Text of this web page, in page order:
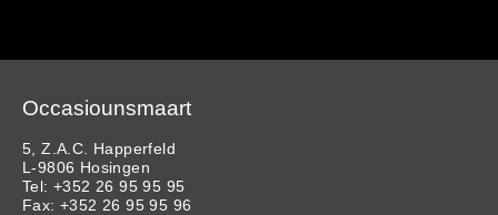
Occasiounsmaart
5, Z.A.C. Happerfeld
L-9806 Hosingen
Tel: +352 26 95 95 95
Fax: +352 26 95 95 96